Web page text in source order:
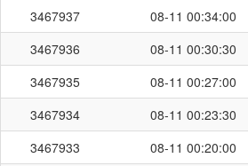
3467937 08-11 00:34:00
3467936
08-11 00:30:30
3467935
08-11 00:27:00
3467934
08-11 00:23:30
3467933
08-11 00:20:00
6 + 2 + 1